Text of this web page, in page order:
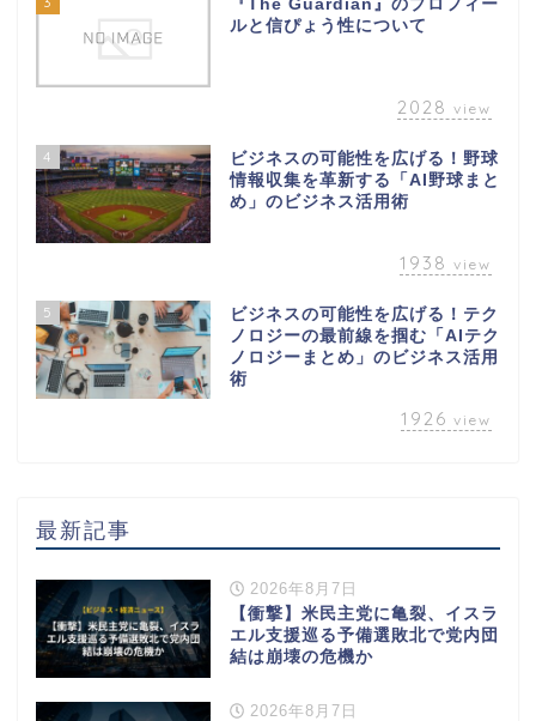
『The Guardian』のプロフィー
ルと信ぴょう性について
2028 view
4
ビジネスの可能性を広げる！野球
情報収集を革新する「AI野球まと
め」のビジネス活用術
1938 view
5
ビジネスの可能性を広げる！テク
ノロジーの最前線を掴む「AIテク
ノロジーまとめ」のビジネス活用
術
1926 view
最新記事
2026年8月7日
【衝撃】米民主党に亀裂、イスラ
エル支援巡る予備選敗北で党内団
結は崩壊の危機か
2026年8月7日